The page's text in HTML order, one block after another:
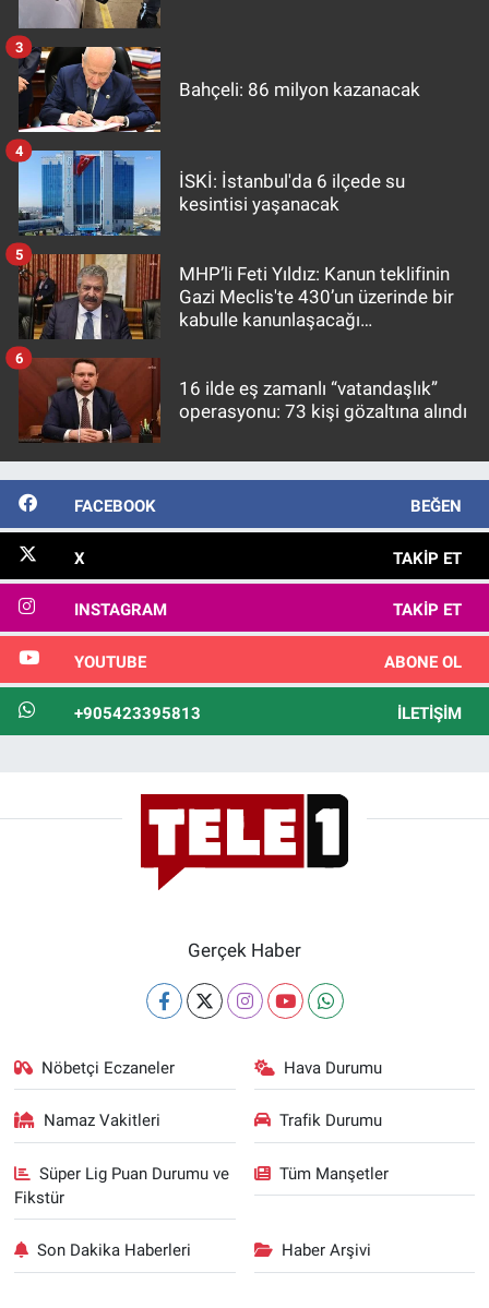
Bahçeli: 86 milyon kazanacak
3
İSKİ: İstanbul'da 6 ilçede su
kesintisi yaşanacak
4
MHP’li Feti Yıldız: Kanun teklifinin
Gazi Meclis'te 430’un üzerinde bir
kabulle kanunlaşacağı
5
16 ilde eş zamanlı “vatandaşlık”
operasyonu: 73 kişi gözaltına alındı
6
FACEBOOK BEĞEN
X TAKIP ET
INSTAGRAM TAKIP ET
YOUTUBE ABONE OL
+905423395813 İLETIŞIM
Gerçek Haber
Nöbetçi Eczaneler Hava Durumu
Namaz Vakitleri Trafik Durumu
Süper Lig Puan Durumu ve
Fikstür
Tüm Manşetler
Son Dakika Haberleri Haber Arşivi